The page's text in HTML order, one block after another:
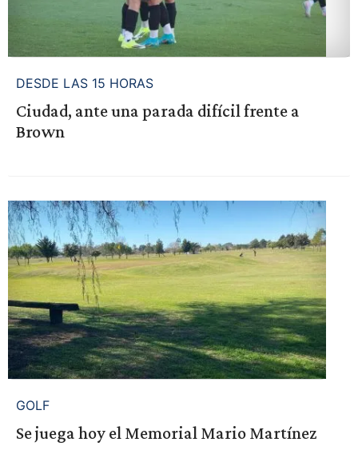
DESDE LAS 15 HORAS
Ciudad, ante una parada difícil frente a
Brown
GOLF
Se juega hoy el Memorial Mario Martínez